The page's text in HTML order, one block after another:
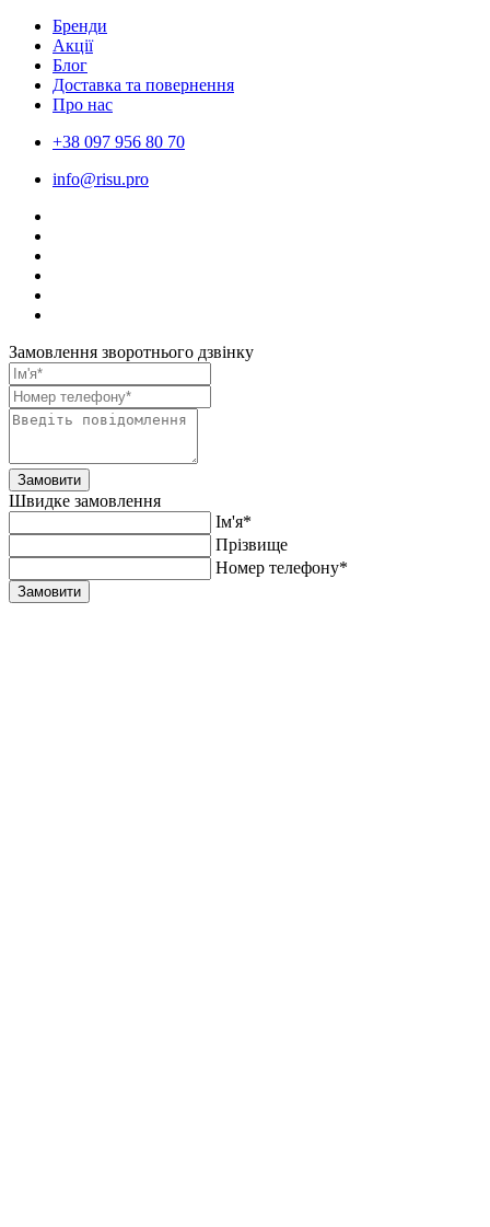
Бренди
Акції
Блог
Доставка та повернення
Про нас
+38 097 956 80 70
info@risu.pro
Замовлення зворотнього дзвінку
Замовити
Швидке замовлення
Ім'я*
Прiзвище
Номер телефону*